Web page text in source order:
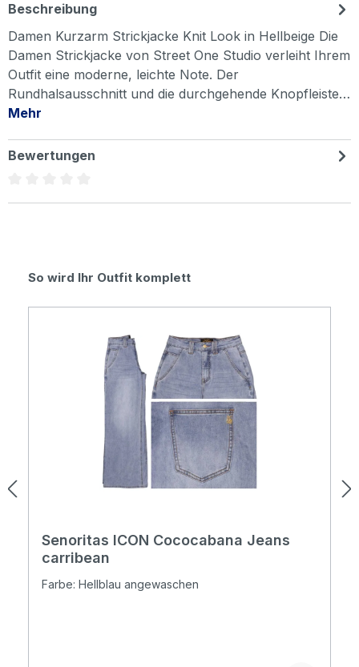
Beschreibung
Damen Kurzarm Strickjacke Knit Look in Hellbeige Die
Damen Strickjacke von Street One Studio verleiht Ihrem
Outfit eine moderne, leichte Note. Der
Rundhalsausschnitt und die durchgehende Knopfleiste…
Mehr
Bewertungen
Produktgalerie überspringen
So wird Ihr Outfit komplett
Senoritas ICON Cococabana Jeans
carribean
Farbe: Hellblau angewaschen